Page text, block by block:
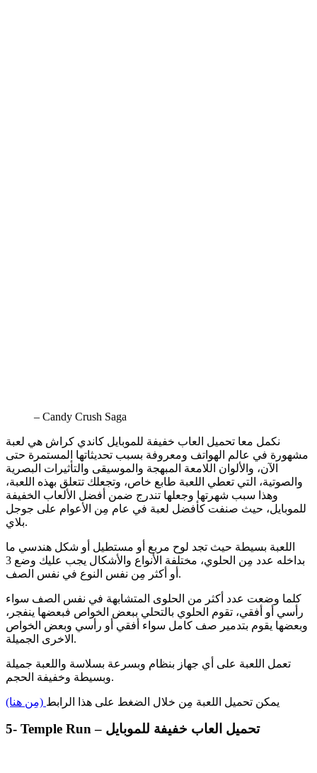
– Candy Crush Saga
نكمل معا تحميل العاب خفيفة للموبايل كاندي كراش هي لعبة
مشهورة في عالم الهواتف ومعروفة بسبب تحديثاتها المستمرة حتى
الآن، والألوان اللامعة المبهجة والموسيقى والتأثيرات البصرية
والصوتية، التي تعطي اللعبة طابع خاص، وتجعلك تتعلق بهذه اللعبة،
وهذا سبب شهرتها وجعلها تندرج ضمن أفضل الألعاب الخفيفة
للموبايل، حيث صنفت كأفضل لعبة في عام مِن الأعوام على جوجل
بلاي.
اللعبة بسيطة حيث تجد لوح مربع أو مستطيل أو شكل هندسي ما
بداخله عدد مِن الحلوي، مختلفة الأنواع والأشكال يجب عليك وضع 3
أو أكثر مِن نفس النوع في نفس الصف.
كلما وضعت عدد أكثر من الحلوى المتشابهة في نفس الصف سواء
رأسي أو أفقي، تقوم الحلوي بالتحلي ببعض الخواص فبعضها ينفجر،
وبعضها يقوم بتدمير صف كامل سواء أفقي أو رأسي وبعض الخواص
الاخرى الجميلة.
تعمل اللعبة على أي جهاز بنظام وبسرعة بسلاسة واللعبة جميلة
وبسيطة وخفيفة الحجم.
يمكن تحميل اللعبة مِن خلال الضغط على هذا الرابط (مِن هنا)
5- Temple Run – تحميل العاب خفيفة للموبايل